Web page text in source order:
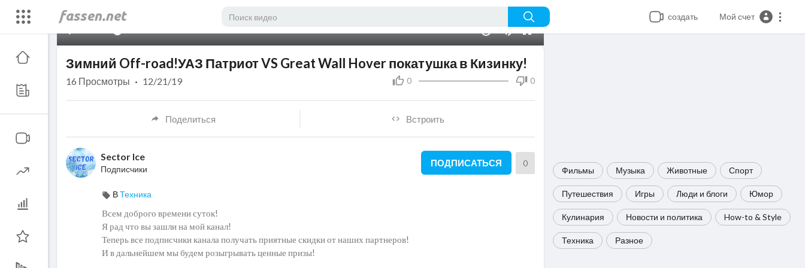
создать Мой счет
Фильмы Музыка Животные Спорт
Путешествия Игры Люди и блоги Юмор
Кулинария Новости и политика How-to & Style
Техника Разное
Зимний Off-road!УАЗ Патриот VS Great Wall Hover покатушка в Кизинку!
0 0
16 Просмотры · 12/21/19
Поделиться Встроить
Sector Ice
Подписчики
ПОДПИСАТЬСЯ 0
ВТехника
Всем доброго времени суток!
Я рад что вы зашли на мой канал!
Теперь все подписчики канала получать приятные скидки от наших партнеров!
И в дальнейшем мы будем розыгрывать ценные призы!